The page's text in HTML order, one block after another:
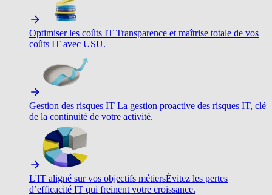
Optimiser les coûts IT Transparence et maîtrise totale de vos
coûts IT avec USU.
Gestion des risques IT La gestion proactive des risques IT, clé
de la continuité de votre activité.
L'IT aligné sur vos objectifs métiersÉvitez les pertes
d’efficacité IT qui freinent votre croissance.